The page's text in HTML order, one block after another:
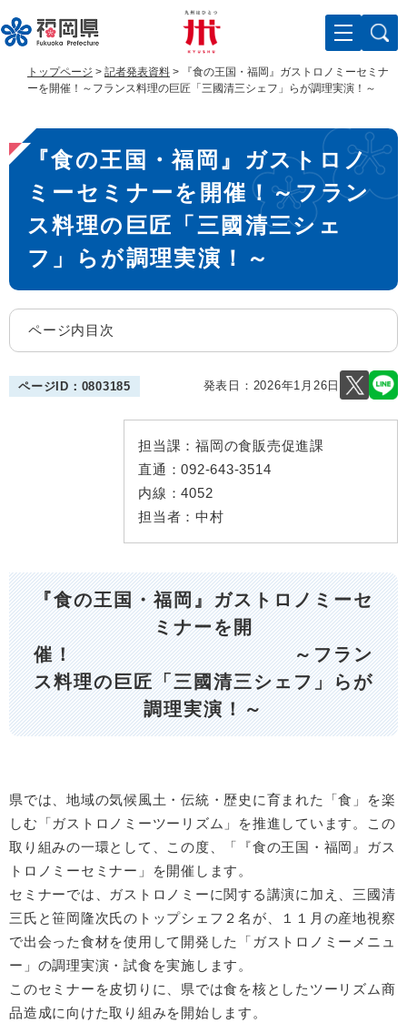
ー
ジ
す
。
ニ
ュ
し
て
トップページ > 記者発表資料 >
『食の王国・福岡』ガストロノミーセミナ
ーを開催！～フランス料理の巨匠「三國清三シェフ」らが調理実演！～
本
文
『食の王国・福岡』ガストロノ
ミーセミナーを開催！～フラン
ス料理の巨匠「三國清三シェ
フ」らが調理実演！～
ページ内目次
ページID：0803185 発表日： 2026年1月26日
担当課： 福岡の食販売促進課
直通：092-643-3514
内線：4052
担当者： 中村
『食の王国・福岡』ガストロノミーセ
ミナーを開
催！ ～フラン
ス料理の巨匠「三國清三シェフ」らが
調理実演！～​
県では、地域の気候風土・伝統・歴史に育まれた「食」を楽
しむ「ガストロノミーツーリズム」を推進しています。この
取り組みの一環として、この度、「『食の王国・福岡』ガス
トロノミーセミナー」を開催します。
セミナーでは、ガストロノミーに関する講演に加え、三國清
三氏と笹岡隆次氏のトップシェフ２名が、１１月の産地視察
で出会った食材を使用して開発した「ガストロノミーメニュ
ー」の調理実演・試食を実施します。
このセミナーを皮切りに、県では食を核としたツーリズム商
品造成に向けた取り組みを開始します。